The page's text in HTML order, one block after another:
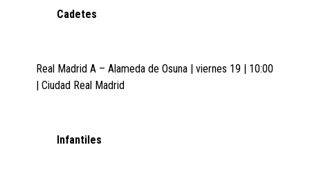
Cadetes
Real Madrid A – Alameda de Osuna | viernes 19 | 10:00
| Ciudad Real Madrid
Infantiles